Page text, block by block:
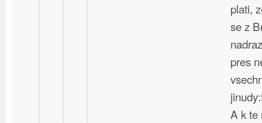
plati,
se z
pres
A k te